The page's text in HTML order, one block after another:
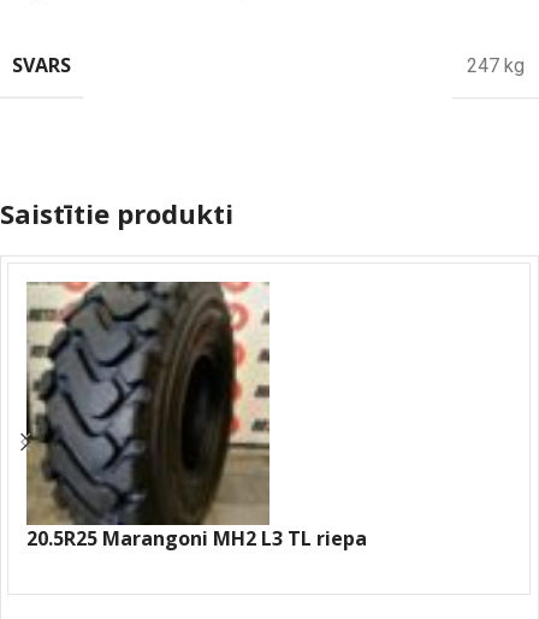
SVARS 247 kg
Saistītie produkti
20.5R25 Marangoni MH2 L3 TL riepa